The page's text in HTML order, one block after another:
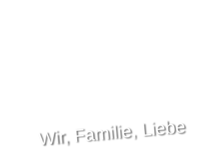
Wir, Familie, Liebe